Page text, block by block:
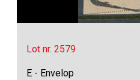
Lot nr. 2579
E - Envelop